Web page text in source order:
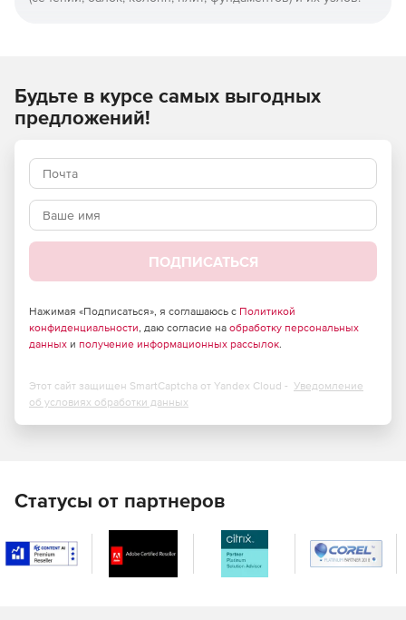
ПК STARK ES – используется для численного
моделирования и расчета конструкций зданий и
сооружений при различных статических и
воздействиях на основе метода конечных элементов.
ПК TouchAt / Poseidon – модули для управления
проектами и построения расчетных схем STARK ES.
конструирования элементов и узлов строительных
ПК Металл – предназначен для расчета элементов и
узлов металлических конструкций, создания
спецификации стали.
расчетных параметров сейсмических воздействий.
В версии СТАРКОН 2025 (ПК STARK ES) добавлены
ключевые изменения и улучшения:
Будьте в курсе самых выгодных
предложений!
ПОДПИСАТЬСЯ
Нажимая «Подписаться», я соглашаюсь с Политикой
конфиденциальности, даю согласие на обработку персональных
данных и получение информационных рассылок.
Этот сайт защищен SmartCaptcha от Yandex Cloud - Уведомление
об условиях обработки данных
Статусы от партнеров